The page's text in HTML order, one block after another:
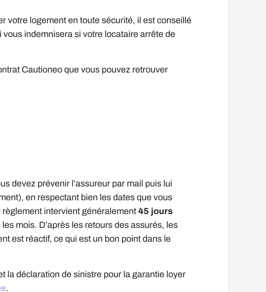
votre logement en toute sécurité, il est conseillé
indemnisera si votre locataire arrête de
Cautioneo que vous pouvez retrouver
devez prévenir l’assureur par mail puis lui
en respectant bien les dates que vous
règlement intervient généralement 45 jours
mois. D’après les retours des assurés, les
est réactif, ce qui est un bon point dans le
la déclaration de sinistre pour la garantie loyer
.